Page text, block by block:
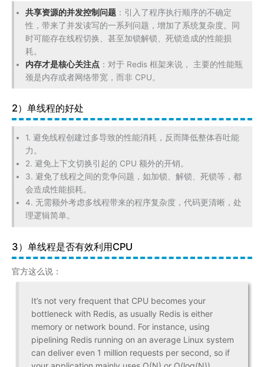
2. 避免上下文切换引起的 CPU 额外的开销。
3. 避免了线程之间的竞争问题，如加锁、解锁、死锁等，都
会造成性能损耗。
4. 无需额外考虑多线程带来的程序复杂度，代码更清晰，处
理逻辑简单。
官方这么说：
It’s not very frequent that CPU becomes your
bottleneck with Redis, as usually Redis is either
memory or network bound. For instance, using
pipelining Redis running on an average Linux system
can deliver even 1 million requests per second, so if
your application mainly uses O(N) or O(log(N))
大概意思是，Redis是完全的纯内存操作，执行速度是非常快的，
CPU通常不会是瓶颈，因为大多数请求不会是CPU密集型的。参
Redis真正的性能瓶颈在网络IO，也就是客户端和服务端之间的网
络传输延迟，因此Redis选择了单线程的IO多路复用来实现它的核
心网络模型。
5、I/O多路复用模型